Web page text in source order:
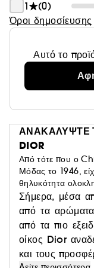
2Δοκιμή
για 10 λεπτά.
1
(0)
Όροι δημοσίευσης
Αυτό το
ΑΝΑΚΑΛΥΨΤΕ
DIOR
Από τότε που ο
Μόδας το 1946,
θηλυκότητα
Σήμερα, μέσα
από τα
από τα πιο
οίκος Dior
και τους